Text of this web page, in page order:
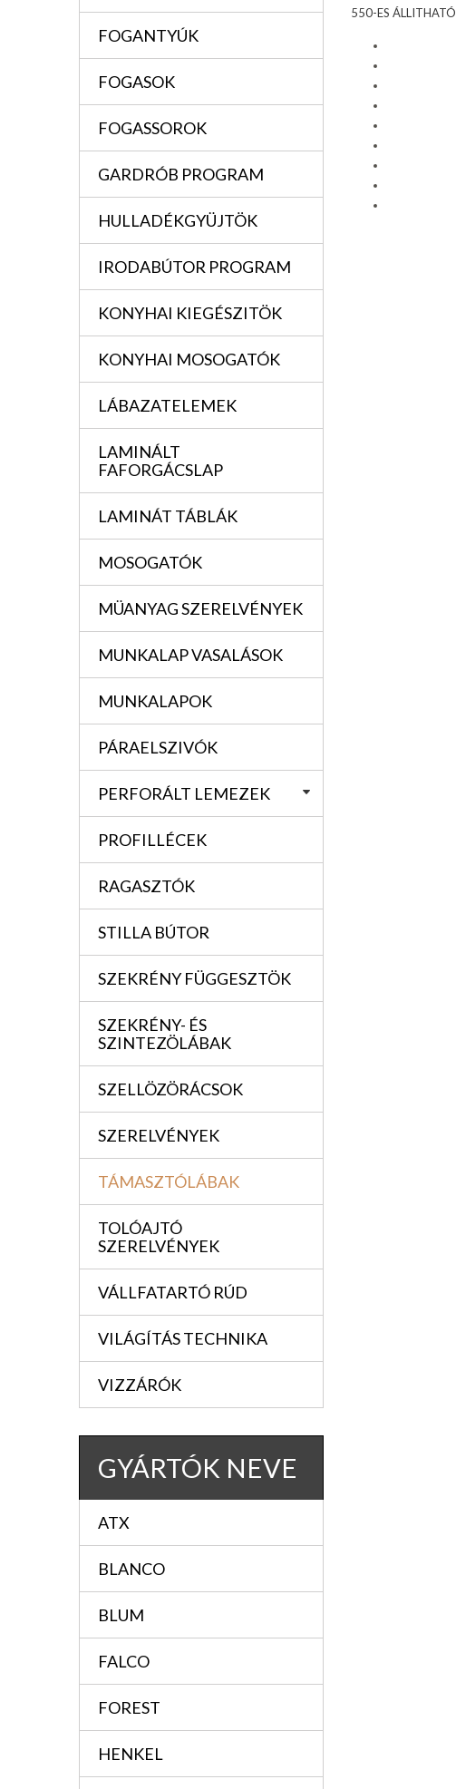
FOGANTYÚK
FOGASOK
FOGASSOROK
GARDRÓB PROGRAM
HULLADÉKGYÜJTÖK
IRODABÚTOR PROGRAM
KONYHAI KIEGÉSZITÖK
KONYHAI MOSOGATÓK
LÁBAZATELEMEK
LAMINÁLT
FAFORGÁCSLAP
LAMINÁT TÁBLÁK
MOSOGATÓK
MÜANYAG SZERELVÉNYEK
MUNKALAP VASALÁSOK
MUNKALAPOK
PÁRAELSZIVÓK
PERFORÁLT LEMEZEK
PROFILLÉCEK
RAGASZTÓK
STILLA BÚTOR
SZEKRÉNY FÜGGESZTÖK
SZEKRÉNY- ÉS
SZINTEZÖLÁBAK
SZELLÖZÖRÁCSOK
SZERELVÉNYEK
TÁMASZTÓLÁBAK
TOLÓAJTÓ
SZERELVÉNYEK
VÁLLFATARTÓ RÚD
VILÁGÍTÁS TECHNIKA
VIZZÁRÓK
GYÁRTÓK NEVE
ATX
BLANCO
BLUM
FALCO
FOREST
HENKEL
550-ES ÁLLITHATÓ